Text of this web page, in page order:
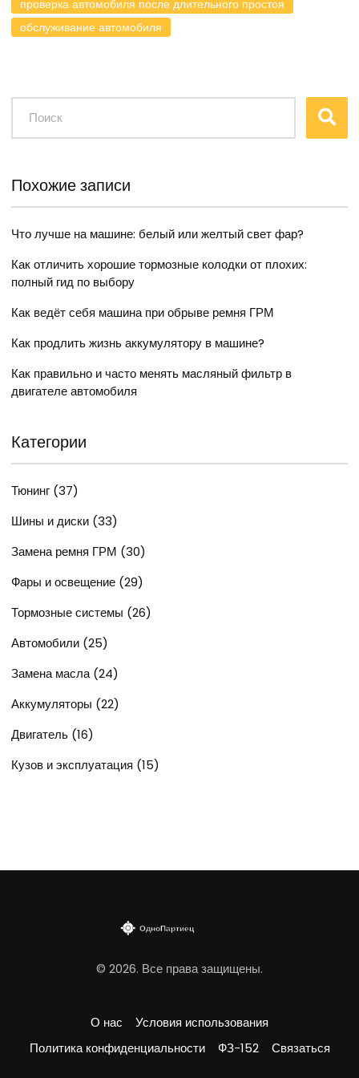
проверка автомобиля после длительного простоя
обслуживание автомобиля
Похожие записи
Что лучше на машине: белый или желтый свет фар?
Как отличить хорошие тормозные колодки от плохих:
полный гид по выбору
Как ведёт себя машина при обрыве ремня ГРМ
Как продлить жизнь аккумулятору в машине?
Как правильно и часто менять масляный фильтр в
двигателе автомобиля
Категории
Тюнинг (37)
Шины и диски (33)
Замена ремня ГРМ (30)
Фары и освещение (29)
Тормозные системы (26)
Автомобили (25)
Замена масла(24)
Аккумуляторы (22)
Двигатель (16)
Кузов и эксплуатация (15)
© 2026. Все права защищены.
О нас
Условия использования
Политика конфиденциальности
ФЗ-152 Связаться